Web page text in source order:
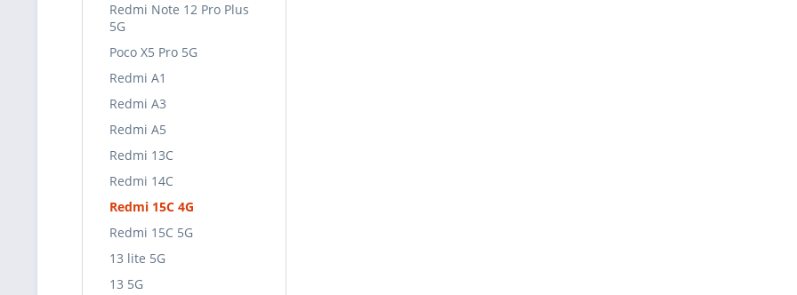
Redmi Note 12 Pro Plus
5G
Poco X5 Pro 5G
Redmi A1
Redmi A3
Redmi A5
Redmi 13C
Redmi 14C
Redmi 15C 4G
Redmi 15C 5G
13 lite 5G
13 5G